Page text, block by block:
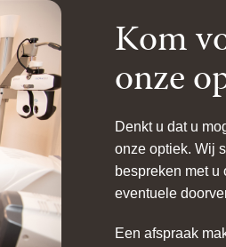
Kom
onze
Denkt u dat u
onze optiek. Wij
bespreken met
eventuele
Een afspraak